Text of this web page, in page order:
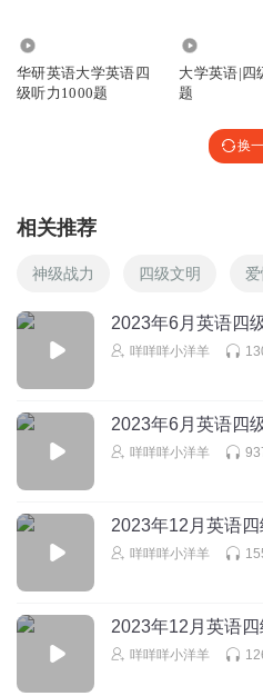
华研英语大学英语四
级听力1000题
大学英语|四
题
换
相关推荐
神级战力 四级文明
2023年6月英语四
咩咩咩小洋羊
2023年6月英语四
咩咩咩小洋羊
2023年12月英语
咩咩咩小洋羊
2023年12月英语
咩咩咩小洋羊